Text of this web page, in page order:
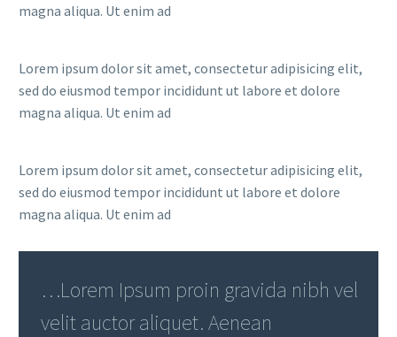
magna aliqua. Ut enim ad
Lorem ipsum dolor sit amet, consectetur adipisicing elit,
sed do eiusmod tempor incididunt ut labore et dolore
magna aliqua. Ut enim ad
Lorem ipsum dolor sit amet, consectetur adipisicing elit,
sed do eiusmod tempor incididunt ut labore et dolore
magna aliqua. Ut enim ad
…Lorem Ipsum proin gravida nibh vel
velit auctor aliquet. Aenean